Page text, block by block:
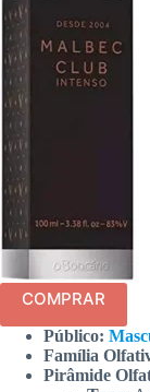
COMPRAR
Público:
Família
Pirâmide